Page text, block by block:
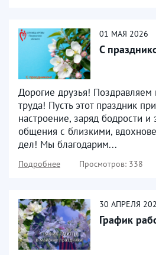
01 МАЯ 2026
С
Дорогие друзья!
труда! Пусть этот праздник
настроение, заряд бодрости и
общения с близкими,
дел! Мы благодарим...
Подробнее Просмотров: 338
30 АПРЕЛЯ
График